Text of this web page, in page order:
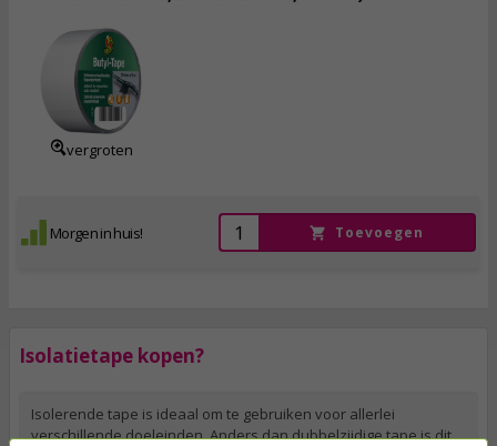
vergroten
Morgen in huis! Toevoegen
Isolatietape kopen?
Isolerende tape is ideaal om te gebruiken voor allerlei
verschillende doeleinden. Anders dan dubbelzijdige tape is dit